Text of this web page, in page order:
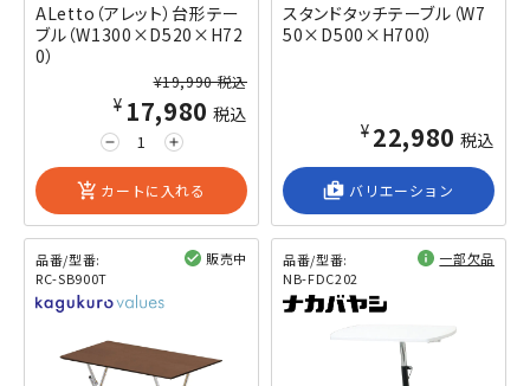
ALetto（アレット）台形テー
ブル（W1300×D520×H72
0）
remove add
¥19,990 税込
¥17,980 税込
add_shopping_cart カートに入れる
スタンドタッチテーブル（W7
50×D500×H700）
¥22,980 税込
shop_2 バリエーション
品番/型番:
RC-SB900T
販売中
品番/型番:
NB-FDC202
一部欠品